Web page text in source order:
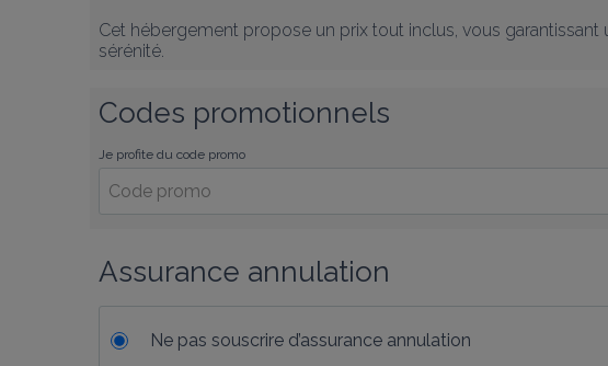
Cet hébergement propose un prix tout inclus, vous garantissant
sérénité.
Codes promotionnels
Je profite du code promo
Assurance annulation
Ne pas souscrire d’assurance annulation